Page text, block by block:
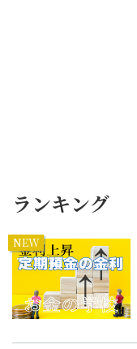
ランキング
NEW